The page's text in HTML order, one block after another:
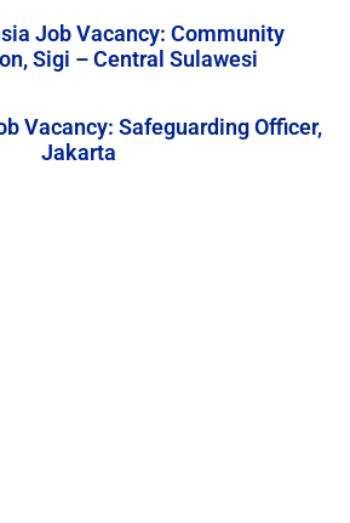
Job Vacancy: Community
Sigi – Central Sulawesi
Vacancy: Safeguarding Officer,
Jakarta